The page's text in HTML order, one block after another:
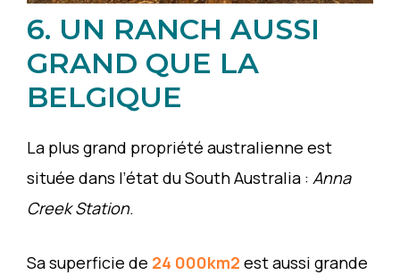
6. UN RANCH AUSSI
GRAND QUE LA
BELGIQUE
La plus grand propriété australienne est
située dans l’état du South Australia : Anna
Creek Station.
Sa superficie de 24 000km2 est aussi grande